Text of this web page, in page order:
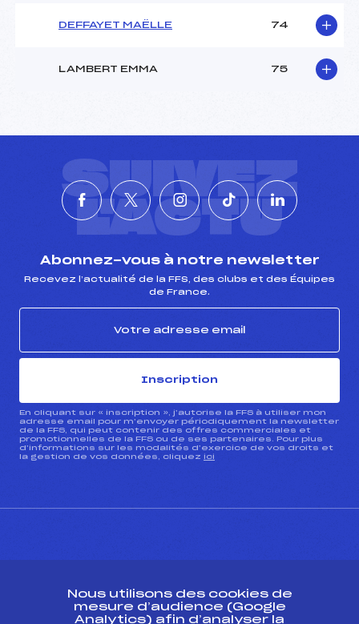
DEFFAYET MAËLLE 74
LAMBERT EMMA 75
SUIVEZ
L'ACTU
Abonnez-vous à notre newsletter
Recevez l’actualité de la FFS, des clubs et des Équipes
de France.
Inscription
En cliquant sur « inscription », j’autorise la FFS à utiliser mon
adresse email pour m’envoyer périodiquement la newsletter
de la FFS, qui peut contenir des offres commerciales et
promotionnelles de la FFS ou de ses partenaires. Pour plus
d’informations sur les modalités d’exercice de vos droits et
la gestion de vos données, cliquez ici
Nous utilisons des cookies de
mesure d’audience (Google
Analytics) afin d’analyser la